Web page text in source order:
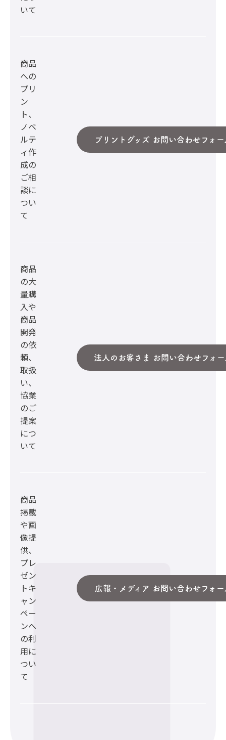
いて
商品
への
プリ
ン
ト、
ノベ
ルテ
ィ作
成の
ご相
談に
つい
て
プリントグッズ お問い合わせフォー
商品
の大
量購
入や
商品
開発
の依
頼、
取扱
い、
協業
のご
提案
につ
いて
法人のお客さま お問い合わせフォー
商品
掲載
や画
像提
供、
プレ
ゼン
トキ
ャン
ペー
ンへ
の利
用に
つい
て
広報・メディア お問い合わせフォー